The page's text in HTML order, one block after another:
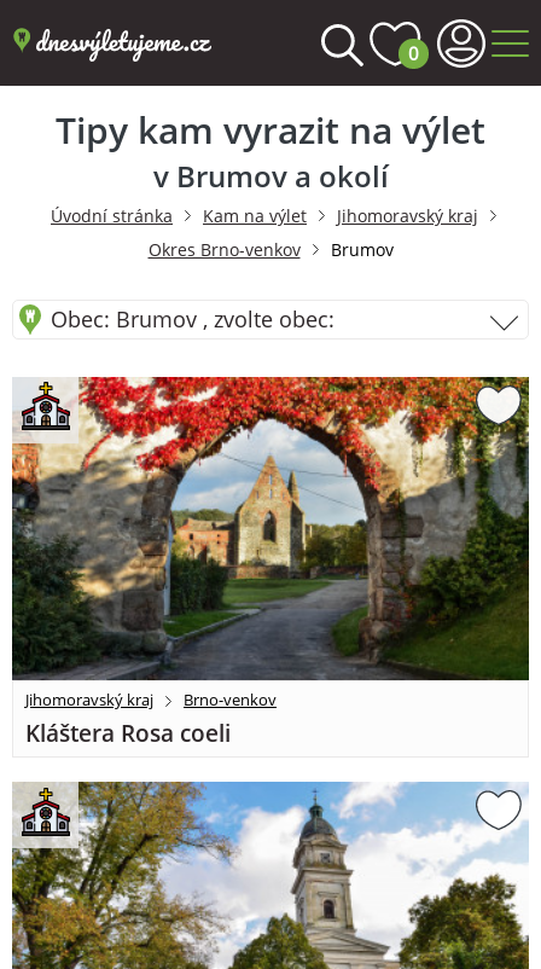
0
Tipy kam vyrazit na výlet
v Brumov a okolí
Úvodní stránka Kam na výlet
Jihomoravský kraj
Okres Brno-venkov
Brumov
Obec: Brumov , zvolte obec:
Jihomoravský kraj Brno-venkov
Kláštera Rosa coeli